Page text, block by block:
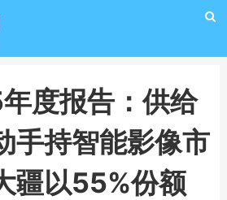
度报告：供给
手持智能影像市
疆以55%份额